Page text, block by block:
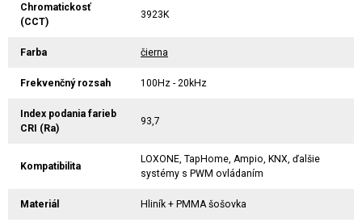
Chromatickosť
(CCT)
3923K
Farba čierna
Frekvenčný rozsah 100Hz - 20kHz
Index podania farieb
CRI (Ra)
93,7
Kompatibilita
LOXONE, TapHome, Ampio, KNX, ďalšie
systémy s PWM ovládaním
Materiál Hliník + PMMA šošovka